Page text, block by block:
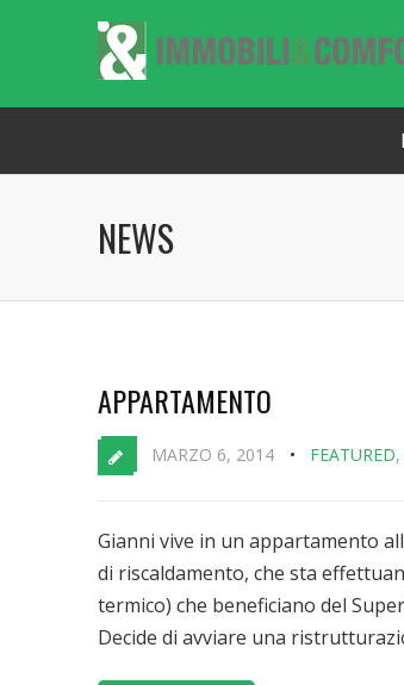
NEWS
APPARTAMENTO
MARZO 6, 2014 FEATURED,
Gianni vive in un appartamento
di riscaldamento, che sta
termico) che beneficiano del
Decide di avviare una